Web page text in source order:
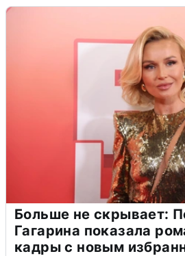
Больше не скрывает:
Гагарина показала
кадры с новым